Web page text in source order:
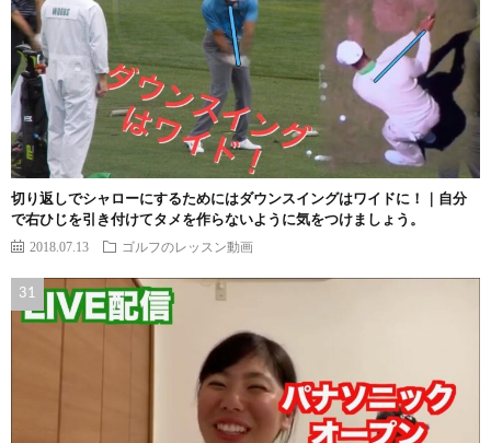
切り返しでシャローにするためにはダウンスイングはワイドに！｜自分
で右ひじを引き付けてタメを作らないように気をつけましょう。
2018.07.13 ゴルフのレッスン動画